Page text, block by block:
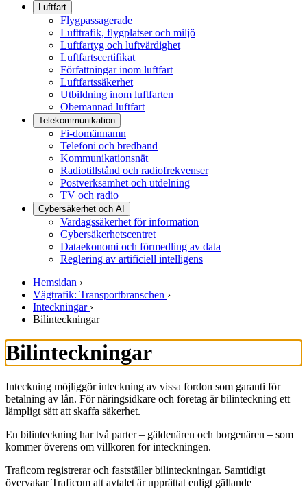
Luftfart
Flygpassagerade
Lufttrafik, flygplatser och miljö
Luftfartyg och luftvärdighet
Luftfartscertifikat
Författningar inom luftfart
Luftfartssäkerhet
Utbildning inom luftfarten
Obemannad luftfart
Telekommunikation
Fi-domännamn
Telefoni och bredband
Kommunikationsnät
Radiotillstånd och radiofrekvenser
Postverksamhet och utdelning
TV och radio
Cybersäkerhet och AI
Vardagssäkerhet för information
Cybersäkerhetscentret
Dataekonomi och förmedling av data
Reglering av artificiell intelligens
Hemsidan ›
Vägtrafik: Transportbranschen ›
Inteckningar ›
Bilinteckningar
Bilinteckningar
Inteckning möjliggör inteckning av vissa fordon som garanti för
betalning av lån. För näringsidkare och företag är bilinteckning ett
lämpligt sätt att skaffa säkerhet.
En bilinteckning har två parter – gäldenären och borgenären – som
kommer överens om villkoren för inteckningen.
Traficom registrerar och fastställer bilinteckningar. Samtidigt
övervakar Traficom att avtalet är upprättat enligt gällande